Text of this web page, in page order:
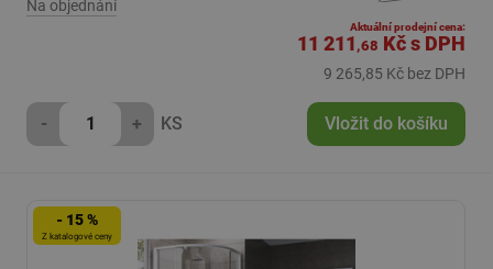
Na objednání
Aktuální prodejní cena:
11 211 ,68 Kčs DPH
9 265,85 Kč bez DPH
- + KS Vložit do košíku
- 15 %
Z katalogové ceny